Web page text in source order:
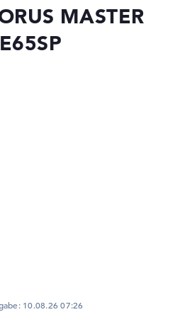
MASTER
10.08.26 07:26